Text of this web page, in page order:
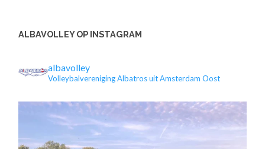
ALBAVOLLEY OP INSTAGRAM
albavolley
Volleybalvereniging Albatros uit Amsterdam Oost